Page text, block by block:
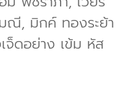
, มิกค์ ทองระย้า
จ็ดอย่าง เข้ม หัส